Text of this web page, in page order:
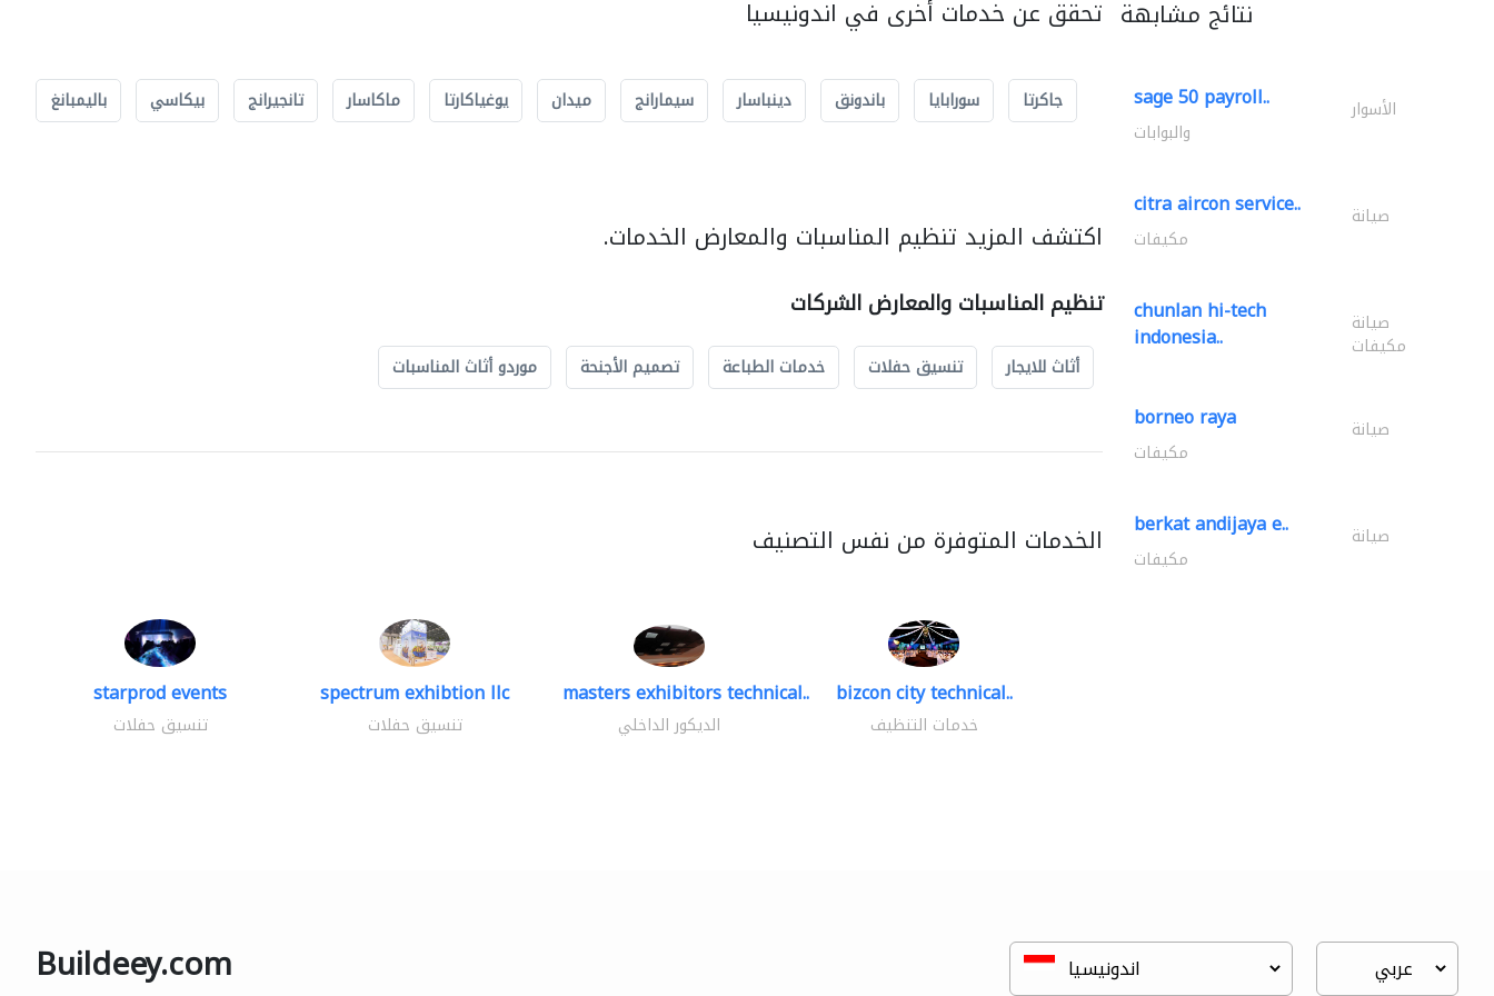
تحقق عن خدمات أخرى في اندونيسيا
جاكرتا سورابايا باندونق دينباسار سيمارانج ميدان يوغياكارتا ماكاسار تانجيرانج بيكاسي باليمبانغ
اكتشف المزيد تنظيم المناسبات والمعارض الخدمات.
تنظيم المناسبات والمعارض الشركات
أثاث للايجار تنسيق حفلات خدمات الطباعة تصميم الأجنحة موردو أثاث المناسبات
الخدمات المتوفرة من نفس التصنيف
starprod events
تنسيق حفلات
spectrum exhibtion llc
تنسيق حفلات
masters exhibitors technical..
الديكور الداخلي
bizcon city technical..
خدمات التنظيف
نتائج مشابهة
sage 50 payroll.. الأسوار
والبوابات
citra aircon service.. صيانة
مكيفات
chunlan hi-tech
indonesia.. صيانة
مكيفات
borneo raya صيانة
مكيفات
berkat andijaya e.. صيانة
مكيفات
Buildeey.com